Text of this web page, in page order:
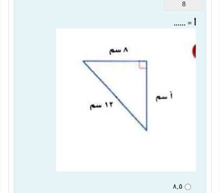
8
أ = ......
٨,٥